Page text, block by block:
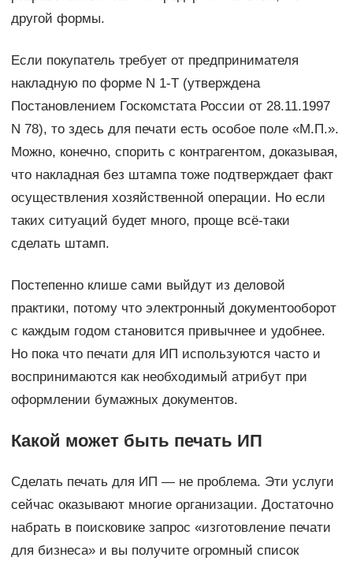
другой формы.
Если покупатель требует от предпринимателя
накладную по форме N 1-Т (утверждена
Постановлением Госкомстата России от 28.11.1997
N 78), то здесь для печати есть особое поле «М.П.».
Можно, конечно, спорить с контрагентом, доказывая,
что накладная без штампа тоже подтверждает факт
осуществления хозяйственной операции. Но если
таких ситуаций будет много, проще всё-таки
сделать штамп.
Постепенно клише сами выйдут из деловой
практики, потому что электронный документооборот
с каждым годом становится привычнее и удобнее.
Но пока что печати для ИП используются часто и
воспринимаются как необходимый атрибут при
оформлении бумажных документов.
Какой может быть печать ИП
Сделать печать для ИП — не проблема. Эти услуги
сейчас оказывают многие организации. Достаточно
набрать в поисковике запрос «изготовление печати
для бизнеса» и вы получите огромный список